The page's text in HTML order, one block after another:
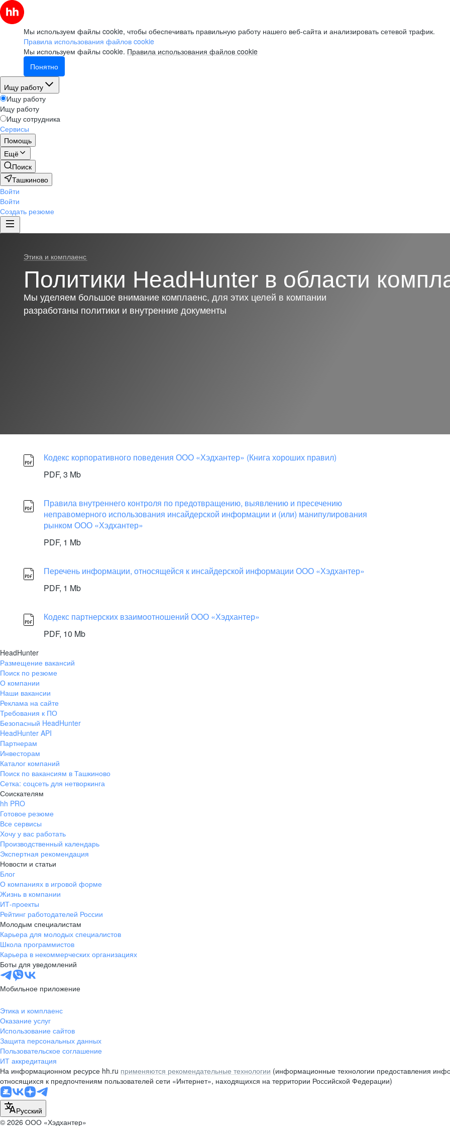
Мы используем файлы cookie, чтобы обеспечивать правильную работу нашего веб-сайта и анализировать сетевой трафик.
Правила использования файлов cookie
Мы используем файлы cookie. Правила использования файлов cookie
Понятно
Ищу работу
Ищу работу
Ищу работу
Ищу сотрудника
Сервисы
Помощь
Ещё
Поиск
Ташкиново
Войти
Войти
Создать резюме
Этика и комплаенс
Политики HeadHunter в области
Мы уделяем большое внимание комплаенс, для этих целей в компании
разработаны политики и внутренние документы
Кодекс корпоративного поведения ООО «Хэдхантер» (Книга хороших правил)
PDF, 3 Mb
Правила внутреннего контроля по предотвращению, выявлению и пресечению
неправомерного использования инсайдерской информации и (или) манипулирования
рынком ООО «Хэдхантер»
PDF, 1 Mb
Перечень информации, относящейся к инсайдерской информации ООО «Хэдхантер»
PDF, 1 Mb
Кодекс партнерских взаимоотношений ООО «Хэдхантер»
PDF, 10 Mb
HeadHunter
Размещение вакансий
Поиск по резюме
О компании
Наши вакансии
Реклама на сайте
Требования к ПО
Безопасный HeadHunter
HeadHunter API
Партнерам
Инвесторам
Каталог компаний
Поиск по вакансиям в Ташкиново
Сетка: соцсеть для нетворкинга
Соискателям
hh PRO
Готовое резюме
Все сервисы
Хочу у вас работать
Производственный календарь
Экспертная рекомендация
Новости и статьи
Блог
О компаниях в игровой форме
Жизнь в компании
ИТ-проекты
Рейтинг работодателей России
Молодым специалистам
Карьера для молодых специалистов
Школа программистов
Карьера в некоммерческих организациях
Боты для уведомлений
Мобильное приложение
Этика и комплаенс
Оказание услуг
Использование сайтов
Защита персональных данных
Пользовательское соглашение
ИТ аккредитация
На информационном ресурсе hh.ru применяются рекомендательные технологии (информационные технологии предоставления
относящихся к предпочтениям пользователей сети «Интернет», находящихся на территории Российской Федерации)
Русский
© 2026 ООО «Хэдхантер»